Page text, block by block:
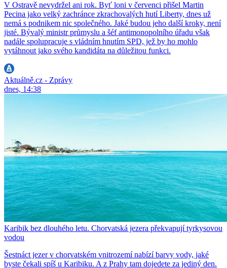
V Ostravě nevydržel ani rok. Byť loni v červenci přišel Martin
Pecina jako velký zachránce zkrachovalých hutí Liberty, dnes už
nemá s podnikem nic společného. Jaké budou jeho další kroky, není
jisté. Bývalý ministr průmyslu a šéf antimonopolního úřadu však
nadále spolupracuje s vládním hnutím SPD, jež by ho mohlo
vytáhnout jako svého kandidáta na důležitou funkci.
Aktuálně.cz - Zprávy
dnes, 14:38
Karibik bez dlouhého letu. Chorvatská jezera překvapují tyrkysovou
vodou
Šestnáct jezer v chorvatském vnitrozemí nabízí barvy vody, jaké
byste čekali spíš u Karibiku. A z Prahy tam dojedete za jediný den.